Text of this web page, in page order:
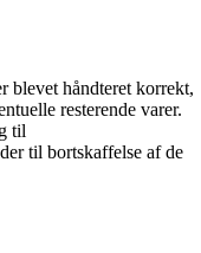
blevet håndteret korrekt,
resterende varer.
til
til bortskaffelse af de